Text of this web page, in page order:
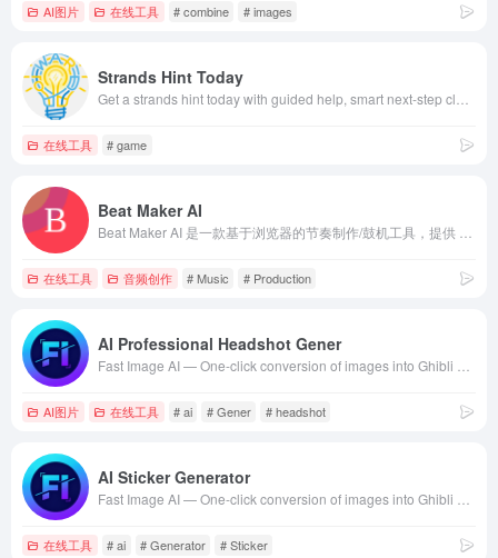
AI图片 在线工具 # combine # images
Strands Hint Today
在线工具 # game
Beat Maker AI
在线工具 音频创作 # Music # Production
AI Professional Headshot Gener
AI图片 在线工具 # ai # Gener # headshot
AI Sticker Generator
在线工具 # ai # Generator # Sticker